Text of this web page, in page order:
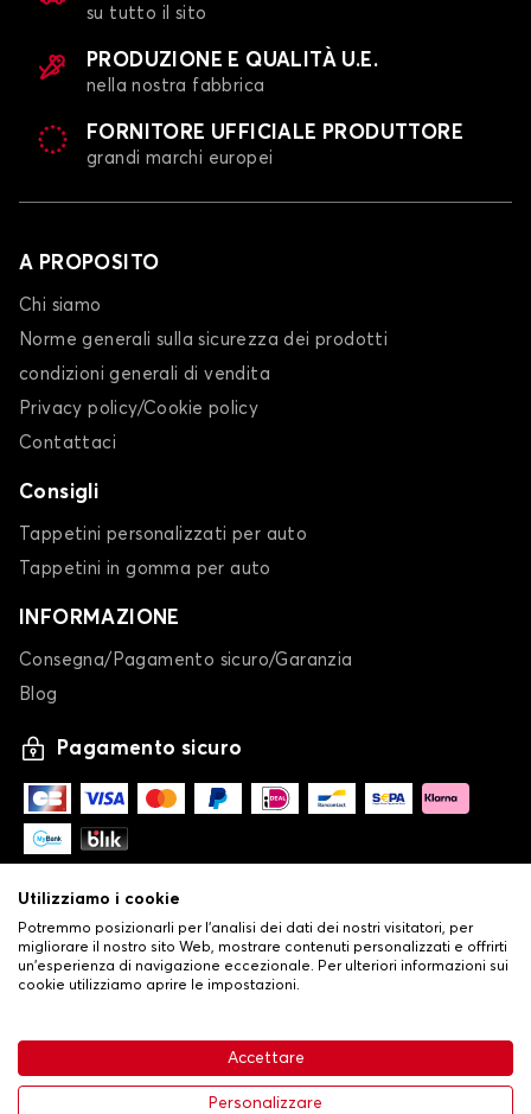
63,99 € Aggiungi al carrello
su tutto il sito
PRODUZIONE E QUALITÀ U.E.
nella nostra fabbrica
FORNITORE UFFICIALE PRODUTTORE
grandi marchi europei
A PROPOSITO
Chi siamo
Norme generali sulla sicurezza dei prodotti
condizioni generali di vendita
Privacy policy/Cookie policy
Contattaci
Consigli
Tappetini personalizzati per auto
Tappetini in gomma per auto
INFORMAZIONE
Consegna/Pagamento sicuro/Garanzia
Blog
Pagamento sicuro
Condizioni generali di vendita•
Politica sulla privacy e sui cookie•Livraison
Utilizziamo i cookie
Potremmo posizionarli per l'analisi dei dati dei nostri visitatori, per
migliorare il nostro sito Web, mostrare contenuti personalizzati e offrirti
un'esperienza di navigazione eccezionale. Per ulteriori informazioni sui
cookie utilizziamo aprire le impostazioni.
Accettare
Personalizzare